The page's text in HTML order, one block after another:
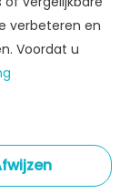
verbeteren en
Voordat u